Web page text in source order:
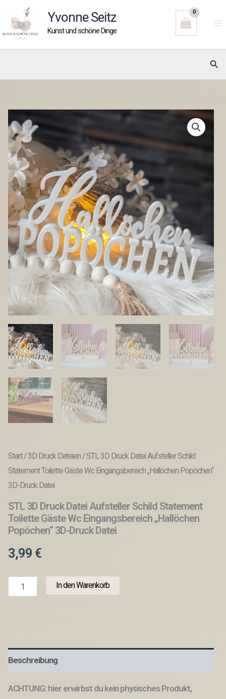
Inhalt
springen
Yvonne Seitz
Kunst und schöne Dinge
Start/3D Druck Dateien / STL 3D Druck Datei Aufsteller Schild
Statement Toilette Gäste Wc Eingangsbereich „Hallöchen Popöchen“
3D-Druck Datei
STL 3D Druck Datei Aufsteller Schild Statement
Toilette Gäste Wc Eingangsbereich „Hallöchen
Popöchen“ 3D-Druck Datei
3,99 €
Toilette
Gäste
Wc
"Hallöchen
In den Warenkorb
Beschreibung
ACHTUNG: hier erwirbst du kein physisches Produkt,